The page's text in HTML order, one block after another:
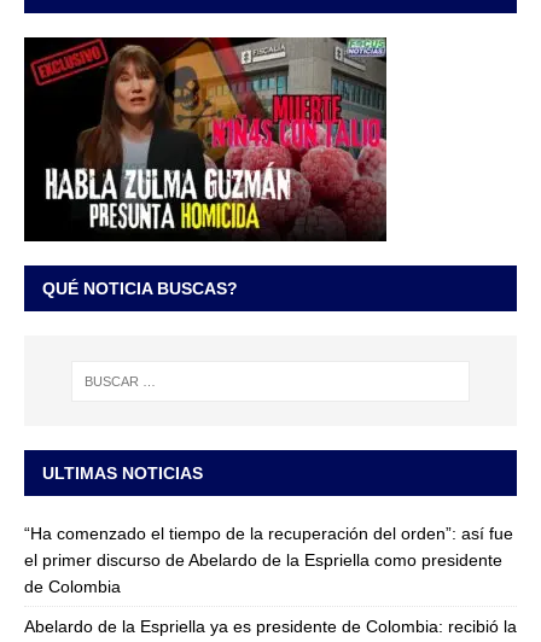
QUÉ NOTICIA BUSCAS?
ULTIMAS NOTICIAS
“Ha comenzado el tiempo de la recuperación del orden”: así fue
el primer discurso de Abelardo de la Espriella como presidente
de Colombia
Abelardo de la Espriella ya es presidente de Colombia: recibió la